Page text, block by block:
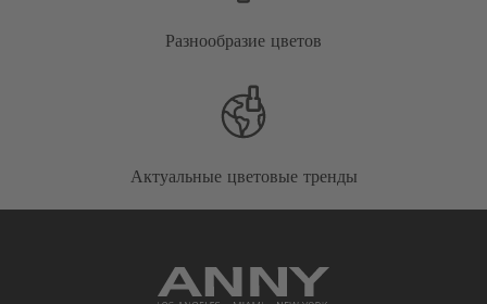
Разнообразие цветов
Актуальные цветовые тренды